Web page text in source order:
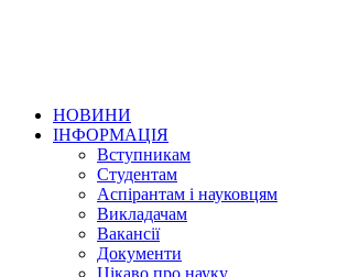
НОВИНИ
ІНФОРМАЦІЯ
Вступникам
Студентам
Аспірантам і науковцям
Викладачам
Вакансії
Документи
Цікаво про науку